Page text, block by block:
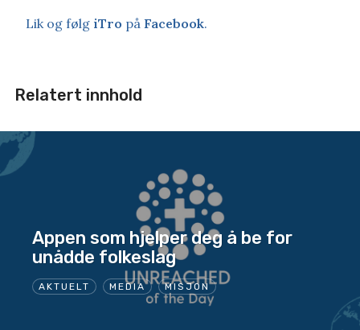
Lik og følg iTro på Facebook.
Relatert innhold
AKTUELT MEDIA MISJON
Appen som hjelper deg å be for
unådde folkeslag